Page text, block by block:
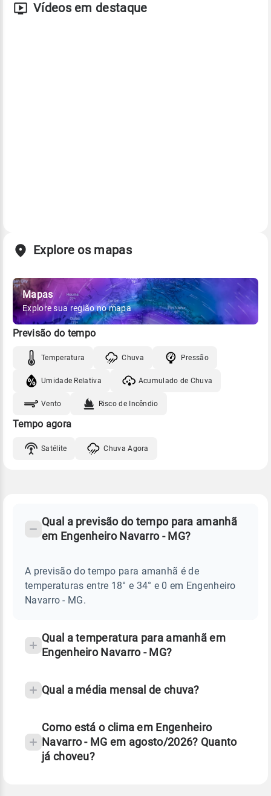
Vídeos em destaque
Explore os mapas
Mapas
Explore sua região no mapa
Previsão do tempo
Temperatura Chuva Pressão
Umidade Relativa Acumulado de Chuva
Vento Risco de Incêndio
Tempo agora
Satélite Chuva Agora
ENGENHEIRO
NAVARRO
Perguntas
sobre
chuva
Qual a previsão do tempo para amanhã
em Engenheiro Navarro - MG?
A previsão do tempo para amanhã é de
temperaturas entre 18° e 34° e 0 em Engenheiro
Navarro - MG.
Qual a temperatura para amanhã em
Engenheiro Navarro - MG?
Qual a média mensal de chuva?
Fonte: 30 anos de dados de reanálise ERA5.
Como está o clima em Engenheiro
Navarro - MG em agosto/2026? Quanto
já choveu?